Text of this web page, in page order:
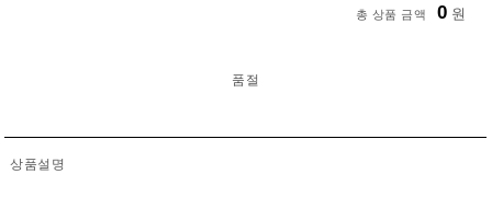
총 상품 금액 0 원
품절
상품설명